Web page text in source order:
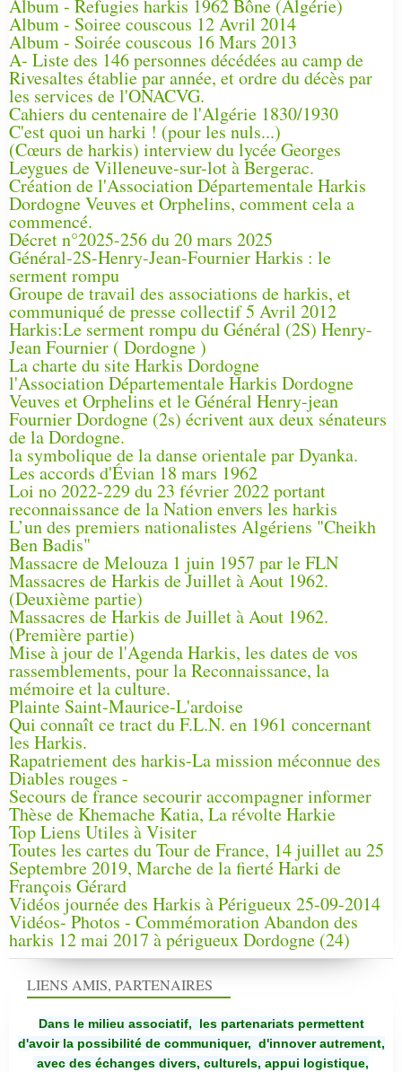
Album - Refugies harkis 1962 Bône (Algérie)
Album - Soiree couscous 12 Avril 2014
Album - Soirée couscous 16 Mars 2013
A- Liste des 146 personnes décédées au camp de
Rivesaltes établie par année, et ordre du décès par
les services de l'ONACVG.
Cahiers du centenaire de l'Algérie 1830/1930
C'est quoi un harki ! (pour les nuls...)
(Cœurs de harkis) interview du lycée Georges
Leygues de Villeneuve-sur-lot à Bergerac.
Création de l'Association Départementale Harkis
Dordogne Veuves et Orphelins, comment cela a
commencé.
Décret n°2025-256 du 20 mars 2025
Général-2S-Henry-Jean-Fournier Harkis : le
serment rompu
Groupe de travail des associations de harkis, et
communiqué de presse collectif 5 Avril 2012
Harkis:Le serment rompu du Général (2S) Henry-
Jean Fournier ( Dordogne )
La charte du site Harkis Dordogne
l'Association Départementale Harkis Dordogne
Veuves et Orphelins et le Général Henry-jean
Fournier Dordogne (2s) écrivent aux deux sénateurs
de la Dordogne.
la symbolique de la danse orientale par Dyanka.
Les accords d'Évian 18 mars 1962
Loi no 2022-229 du 23 février 2022 portant
reconnaissance de la Nation envers les harkis
L’un des premiers nationalistes Algériens "Cheikh
Ben Badis"
Massacre de Melouza 1 juin 1957 par le FLN
Massacres de Harkis de Juillet à Aout 1962.
(Deuxième partie)
Massacres de Harkis de Juillet à Aout 1962.
(Première partie)
Mise à jour de l'Agenda Harkis, les dates de vos
rassemblements, pour la Reconnaissance, la
mémoire et la culture.
Plainte Saint-Maurice-L'ardoise
Qui connaît ce tract du F.L.N. en 1961 concernant
les Harkis.
Rapatriement des harkis-La mission méconnue des
Diables rouges -
Secours de france secourir accompagner informer
Thèse de Khemache Katia, La révolte Harkie
Top Liens Utiles à Visiter
Toutes les cartes du Tour de France, 14 juillet au 25
Septembre 2019, Marche de la fierté Harki de
François Gérard
Vidéos journée des Harkis à Périgueux 25-09-2014
Vidéos- Photos - Commémoration Abandon des
harkis 12 mai 2017 à périgueux Dordogne (24)
LIENS AMIS, PARTENAIRES
Dans le milieu associatif, les partenariats permettent
d'avoir la possibilité de communiquer, d'innover autrement,
avec des échanges divers, culturels, appui logistique,